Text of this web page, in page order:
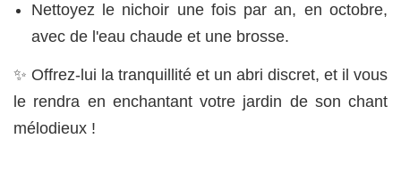
Nettoyez le nichoir une fois par an, en octobre,
avec de l'eau chaude et une brosse.
✨ Offrez-lui la tranquillité et un abri discret, et il vous
le rendra en enchantant votre jardin de son chant
mélodieux !